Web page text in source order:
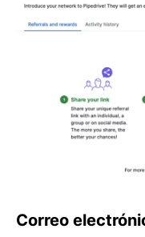
Correo